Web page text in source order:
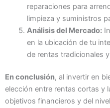
reparaciones para
limpieza y suministros
Análisis del Mercado:
en la ubicación de tu
de rentas tradicionales
En conclusión, al invertir en
elección entre rentas cortas y
objetivos financieros y del